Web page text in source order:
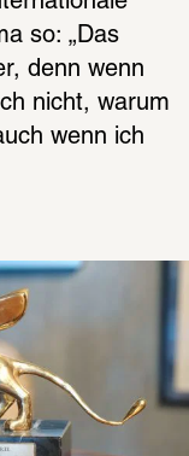
so: „Das
denn wenn
nicht, warum
wenn ich